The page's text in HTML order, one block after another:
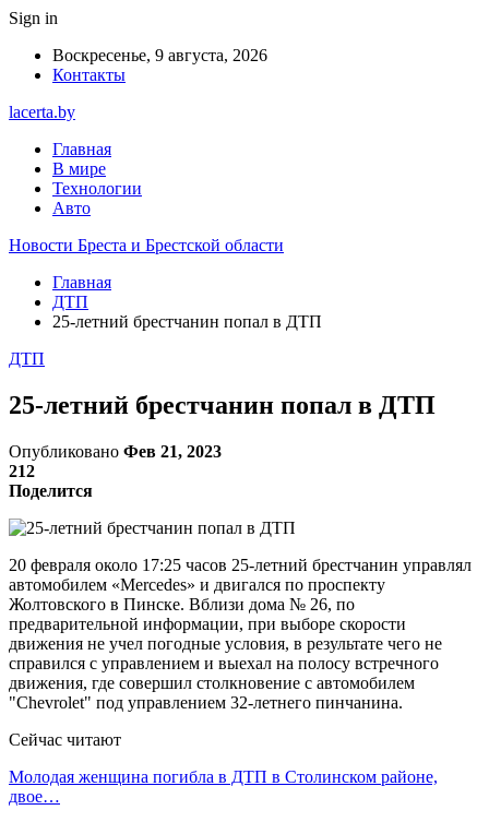
Sign in
Воскресенье, 9 августа, 2026
Контакты
lacerta.by
Главная
В мире
Технологии
Авто
Новости Бреста и Брестской области
Главная
ДТП
25-летний брестчанин попал в ДТП
ДТП
25-летний брестчанин попал в ДТП
Опубликовано Фев 21, 2023
212
Поделится
20 февраля около 17:25 часов 25-летний брестчанин управлял
автомобилем «Mercedes» и двигался по проспекту
Жолтовского в Пинске. Вблизи дома № 26, по
предварительной информации, при выборе скорости
движения не учел погодные условия, в результате чего не
справился с управлением и выехал на полосу встречного
движения, где совершил столкновение с автомобилем
"Chevrolet" под управлением 32-летнего пинчанина.
Сейчас читают
Молодая женщина погибла в ДТП в Столинском районе,
двое…